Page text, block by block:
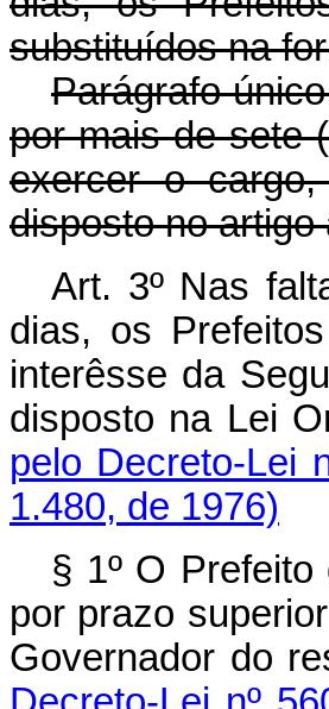
substituídos na
Parágrafo
por mais de sete
exercer o
disposto no artigo
Art. 3º Nas
dias, os
interêsse da
disposto na
pelo Decreto-Lei
1.480, de 1976)
§ 1º O
por prazo
Governador